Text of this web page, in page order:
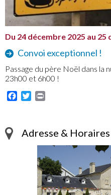
Du 24 décembre 2025 au 25
Convoi exceptionnel !
Passage du père Noël dans la
23h00 et 6h00 !
Facebook
Twitter
Adresse & Horaires